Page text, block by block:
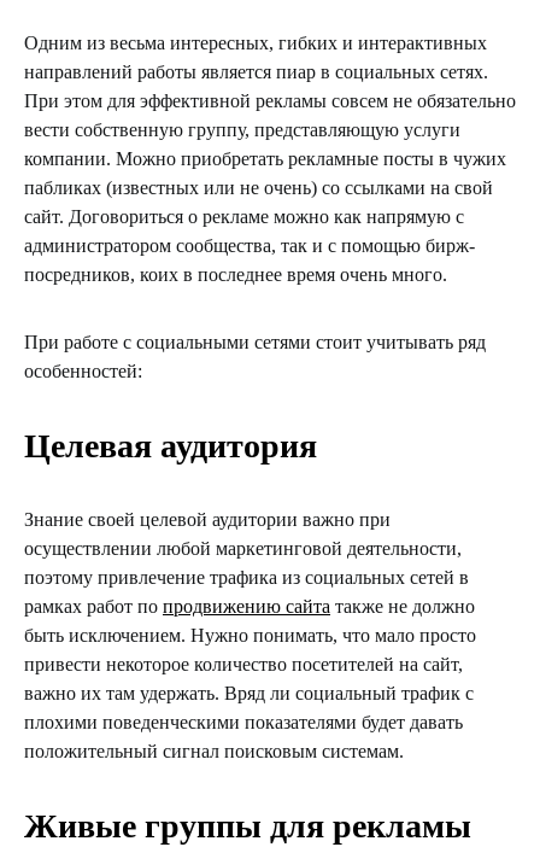
Одним из весьма интересных, гибких и интерактивных
направлений работы является пиар в социальных сетях.
При этом для эффективной рекламы совсем не обязательно
вести собственную группу, представляющую услуги
компании. Можно приобретать рекламные посты в чужих
пабликах (известных или не очень) со ссылками на свой
сайт. Договориться о рекламе можно как напрямую с
администратором сообщества, так и с помощью бирж-
посредников, коих в последнее время очень много.
При работе с социальными сетями стоит учитывать ряд
особенностей:
Целевая аудитория
Знание своей целевой аудитории важно при
осуществлении любой маркетинговой деятельности,
поэтому привлечение трафика из социальных сетей в
рамках работ по продвижению сайта также не должно
быть исключением. Нужно понимать, что мало просто
привести некоторое количество посетителей на сайт,
важно их там удержать. Вряд ли социальный трафик с
плохими поведенческими показателями будет давать
положительный сигнал поисковым системам.
Живые группы для рекламы